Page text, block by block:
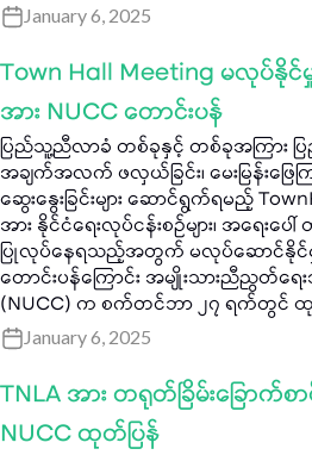
January 6, 2025
Town Hall Meeting မလုပ်နို
အား NUCC တောင်းပန်
ပြည်သူ့ညီလာခံ တစ်ခုနှင့် တစ်ခုအကြား ပ
အချက်အလက် ဖလှယ်ခြင်း၊ မေးမြန်းဖြေက
ဆွေးနွေးခြင်းများ ဆောင်ရွက်ရမည့်
အား နိုင်ငံရေးလုပ်ငန်းစဉ်များ၊ အရေးပေ
ပြုလုပ်နေရသည့်အတွက် မလုပ်ဆောင်နိုင်မှု
တောင်းပန်ကြောင်း အမျိုးသားညီညွတ်ရ
(NUCC) က စက်တင်ဘာ ၂၇ ရက်တွင်
January 6, 2025
TNLA အား တရုတ်ခြိမ်းခြော
NUCC ထုတ်ပြန်